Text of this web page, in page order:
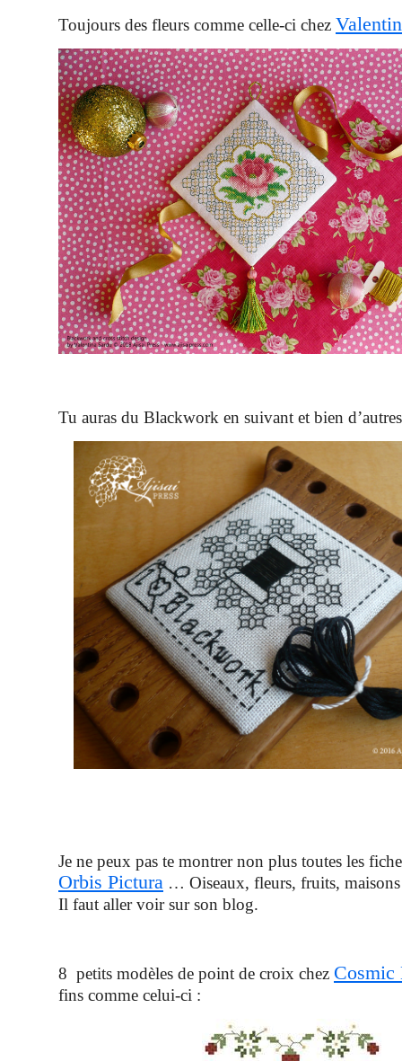
Toujours des fleurs comme celle-ci chez
Tu auras du Blackwork en suivant et bien
Je ne peux pas te montrer non plus toutes les
Orbis Pictura … Oiseaux, fleurs, fruits,
Il faut aller voir sur son blog.
8 petits modèles de point de croix chez Cosmic
fins comme celui-ci :